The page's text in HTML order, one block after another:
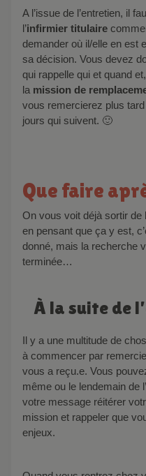
A l’issue de l’entretien, il faut toujours demander à
l’infirmier titulaire
demander où il/elle en est
sa décision. Vous devez
qui rappelle qui et quand
la mission de
vous remercierez plus
jours qui suivent. 🙂
Que faire
On vous voit déjà sortir de l’entretien tout content de vous
en pensant que ça y est,
donné, mais la recherche
terminée…
À la suite de
à commencer par
vous a reçu.e. Vous
même ou le lendemain de
votre message réitérer
mission et rappeler que
enjeux.